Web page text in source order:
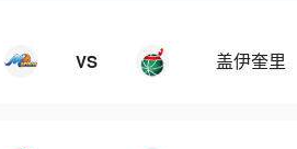
VS 盖伊奎里